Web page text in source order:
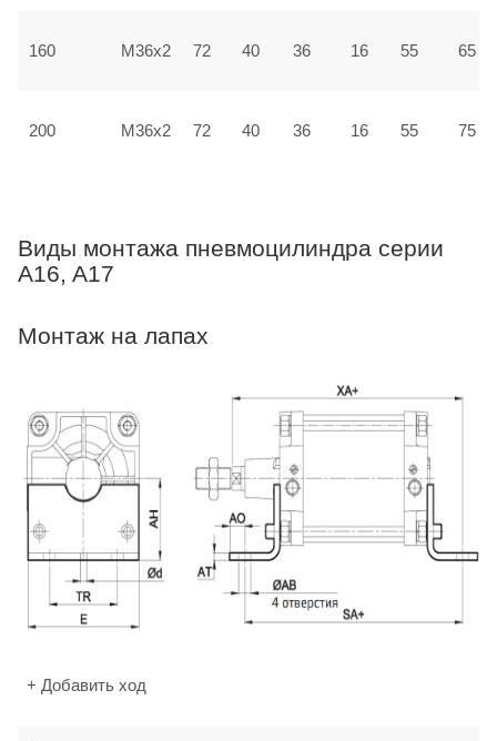
160 M36x2 72 40 36 16 55 65
200 M36x2 72 40 36 16 55 75
Виды монтажа пневмоцилиндра серии
A16, A17
Монтаж на лапах
+ Добавить ход